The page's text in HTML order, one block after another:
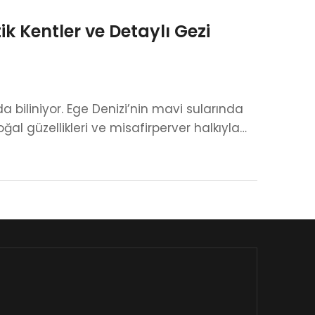
Kentler ve Detaylı Gezi
biliniyor. Ege Denizi’nin mavi sularında
güzellikleri ve misafirperver halkıyla…